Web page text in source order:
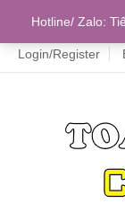
Login/Register
Hotline/ Zalo: